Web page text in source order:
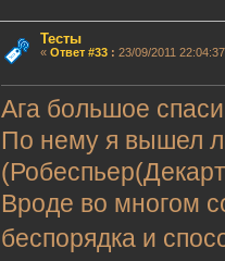
Тесты
« Ответ #33: 23/09/2011
Ага большое
По нему я вышел
Вроде во многом
беспорядка и